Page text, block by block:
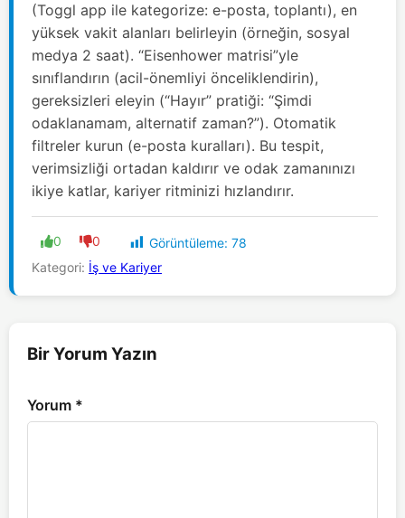
(Toggl app ile kategorize: e-posta, toplantı), en
yüksek vakit alanları belirleyin (örneğin, sosyal
medya 2 saat). “Eisenhower matrisi”yle
sınıflandırın (acil-önemliyi önceliklendirin),
gereksizleri eleyin (“Hayır” pratiği: “Şimdi
odaklanamam, alternatif zaman?”). Otomatik
filtreler kurun (e-posta kuralları). Bu tespit,
verimsizliği ortadan kaldırır ve odak zamanınızı
ikiye katlar, kariyer ritminizi hızlandırır.
0 0 Görüntüleme: 78
Kategori: İş ve Kariyer
Bir Yorum Yazın
Yorum *